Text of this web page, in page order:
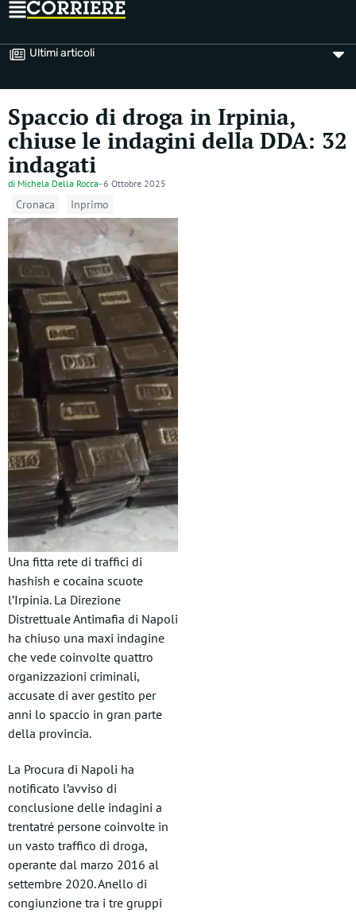
Ultimi articoli
Spaccio di droga in Irpinia,
chiuse le indagini della DDA: 32
indagati
di Michela Della Rocca-6 Ottobre 2025
Cronaca Inprimo
Una fitta rete di traffici di
hashish e cocaina scuote
l’Irpinia. La Direzione
Distrettuale Antimafia di Napoli
ha chiuso una maxi indagine
che vede coinvolte quattro
organizzazioni criminali,
accusate di aver gestito per
anni lo spaccio in gran parte
della provincia.
La Procura di Napoli ha
notificato l’avviso di
conclusione delle indagini a
trentatré persone coinvolte in
un vasto traffico di droga,
operante dal marzo 2016 al
settembre 2020. Anello di
congiunzione tra i tre gruppi